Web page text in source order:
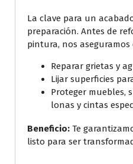
La clave para un
preparación. Antes de
pintura, nos aseguramos
Reparar grietas y
Lijar superficies
Proteger muebles,
lonas y cintas
Beneficio: Te
listo para ser